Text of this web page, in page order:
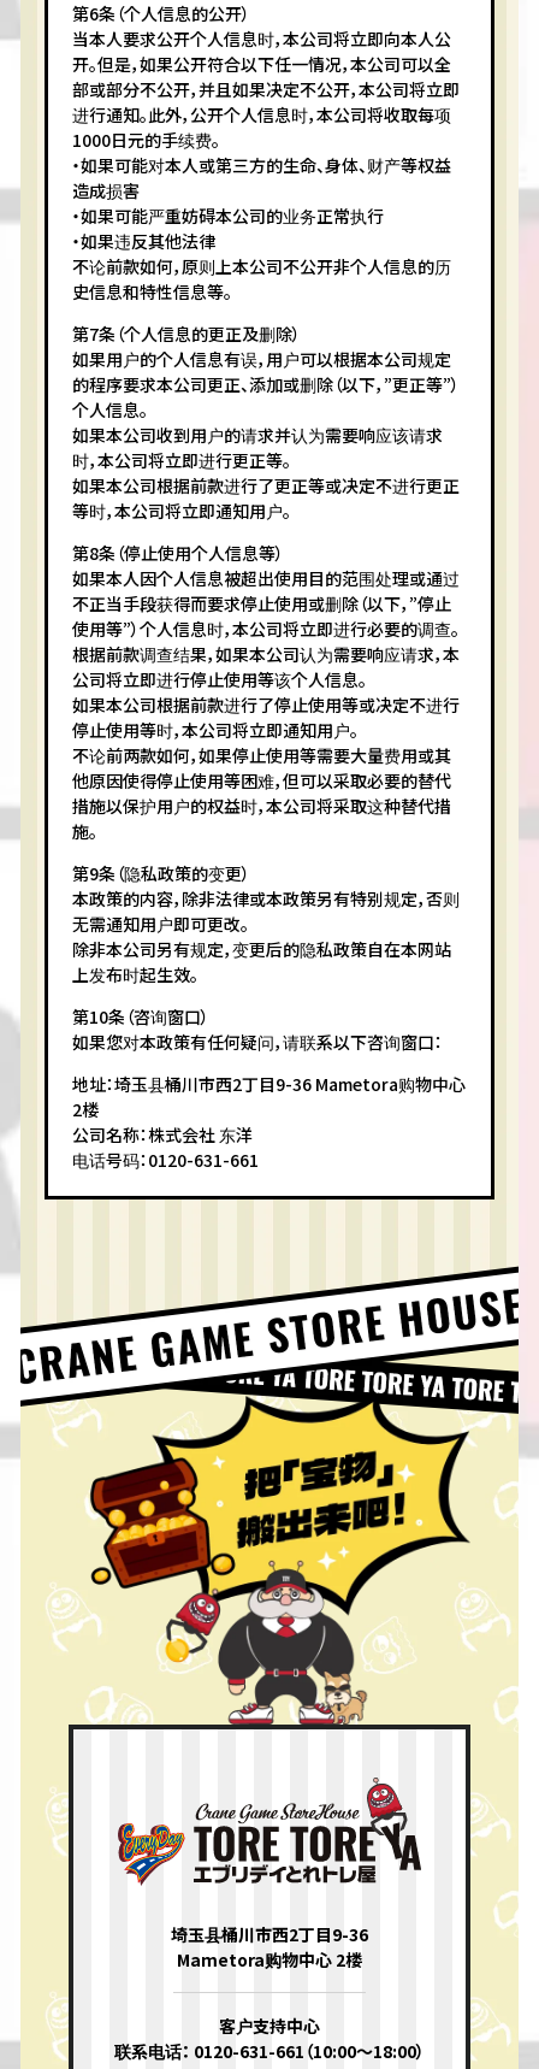
第6条（个人信息的公开）
当本人要求公开个人信息时，本公司将立即向本人公
开。但是，如果公开符合以下任一情况，本公司可以全
部或部分不公开，并且如果决定不公开，本公司将立即
进行通知。此外，公开个人信息时，本公司将收取每项
1000日元的手续费。
・如果可能对本人或第三方的生命、身体、财产等权益
造成损害
・如果可能严重妨碍本公司的业务正常执行
・如果违反其他法律
不论前款如何，原则上本公司不公开非个人信息的历
史信息和特性信息等。
第7条（个人信息的更正及删除）
如果用户的个人信息有误，用户可以根据本公司规定
的程序要求本公司更正、添加或删除（以下，”更正等”）
个人信息。
如果本公司收到用户的请求并认为需要响应该请求
时，本公司将立即进行更正等。
如果本公司根据前款进行了更正等或决定不进行更正
等时，本公司将立即通知用户。
第8条（停止使用个人信息等）
如果本人因个人信息被超出使用目的范围处理或通过
不正当手段获得而要求停止使用或删除（以下，”停止
使用等”）个人信息时，本公司将立即进行必要的调查。
根据前款调查结果，如果本公司认为需要响应请求，本
公司将立即进行停止使用等该个人信息。
如果本公司根据前款进行了停止使用等或决定不进行
停止使用等时，本公司将立即通知用户。
不论前两款如何，如果停止使用等需要大量费用或其
他原因使得停止使用等困难，但可以采取必要的替代
措施以保护用户的权益时，本公司将采取这种替代措
施。
第9条（隐私政策的变更）
本政策的内容，除非法律或本政策另有特别规定，否则
无需通知用户即可更改。
除非本公司另有规定，变更后的隐私政策自在本网站
上发布时起生效。
第10条（咨询窗口）
如果您对本政策有任何疑问，请联系以下咨询窗口：
地址：埼玉县桶川市西2丁目9-36 Mametora购物中心
2楼
公司名称：株式会社 东洋
电话号码：0120-631-661
埼玉县桶川市西2丁目9-36
Mametora购物中心 2楼
客户支持中心
联系电话： 0120-631-661（10:00〜18:00）